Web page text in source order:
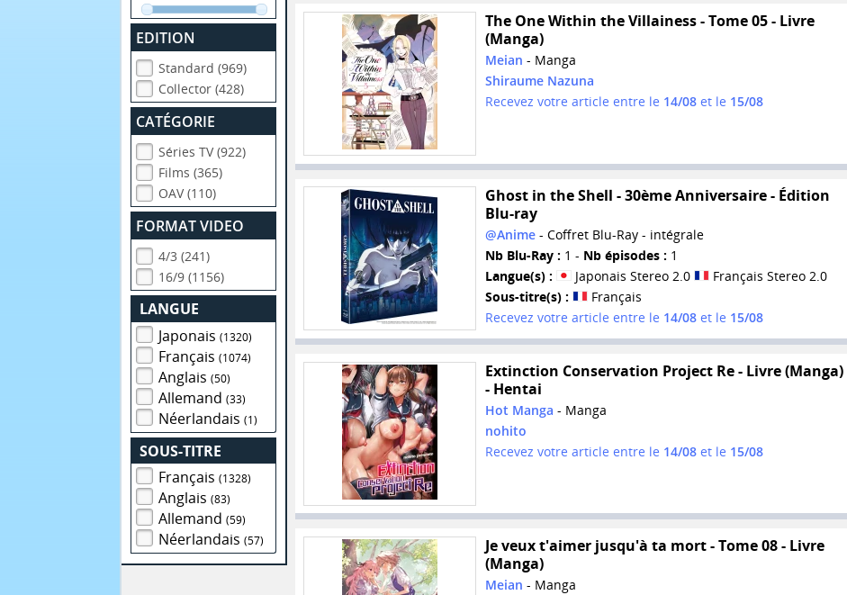
EDITION
Standard (969)
Collector (428)
CATÉGORIE
Séries TV (922)
Films (365)
OAV (110)
FORMAT VIDEO
4/3 (241)
16/9 (1156)
LANGUE
Japonais(1320)
Français(1074)
Anglais(50)
Allemand(33)
Néerlandais(1)
SOUS-TITRE
Français(1328)
Anglais(83)
Allemand(59)
Néerlandais(57)
The One Within the Villainess - Tome 05 - Livre
(Manga)
Meian - Manga
Shiraume Nazuna
Recevez votre article entre le 14/08et le 15/08
Ghost in the Shell - 30ème Anniversaire - Édition
Blu-ray
@Anime- Coffret Blu-Ray - intégrale
Nb Blu-Ray : 1 - Nb épisodes : 1
Langue(s) :
Japonais Stereo 2.0
Français Stereo 2.0
Sous-titre(s) :
Français
Recevez votre article entre le 14/08et le 15/08
Extinction Conservation Project Re - Livre (Manga)
- Hentai
Hot Manga - Manga
nohito
Recevez votre article entre le 14/08et le 15/08
Je veux t'aimer jusqu'à ta mort - Tome 08 - Livre
(Manga)
Meian - Manga